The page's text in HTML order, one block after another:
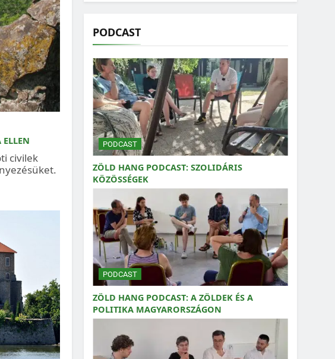
civilek
PODCAST
PODCAST
ZÖLD HANG PODCAST: SZOLIDÁRIS
KÖZÖSSÉGEK
PODCAST
ZÖLD HANG PODCAST: A ZÖLDEK ÉS A
POLITIKA MAGYARORSZÁGON